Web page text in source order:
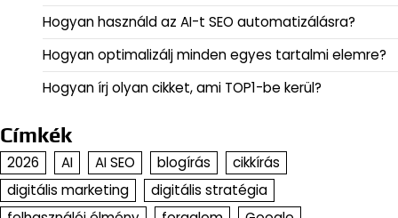
Hogyan használd az AI-t SEO automatizálásra?
Hogyan optimalizálj minden egyes tartalmi elemre?
Hogyan írj olyan cikket, ami TOP1-be kerül?
Címkék
2026 AI AI SEO blogírás
cikkírás
digitális marketing
digitális stratégia